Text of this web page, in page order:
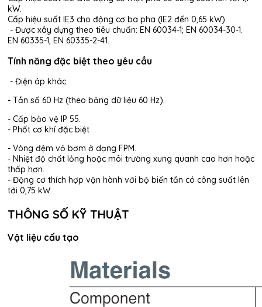
kW.
Cấp hiệu suất IE3 cho động cơ ba pha (IE2 đến 0,65 kW).
- Được xây dựng theo tiêu chuẩn: EN 60034-1; EN 60034-30-1.
EN 60335-1, EN 60335-2-41.
Tính năng đặc biệt theo yêu cầu
- Điện áp khác.
- Tần số 60 Hz (theo bảng dữ liệu 60 Hz).
- Cấp bảo vệ IP 55.
- Phốt cơ khí đặc biệt
- Vòng đệm vỏ bơm ở dạng FPM.
- Nhiệt độ chất lỏng hoặc môi trường xung quanh cao hơn hoặc
thấp hơn.
- Động cơ thích hợp vận hành với bộ biến tần có công suất lên
tới 0,75 kW.
THÔNG SỐ KỸ THUẬT
Vật liệu cấu tạo